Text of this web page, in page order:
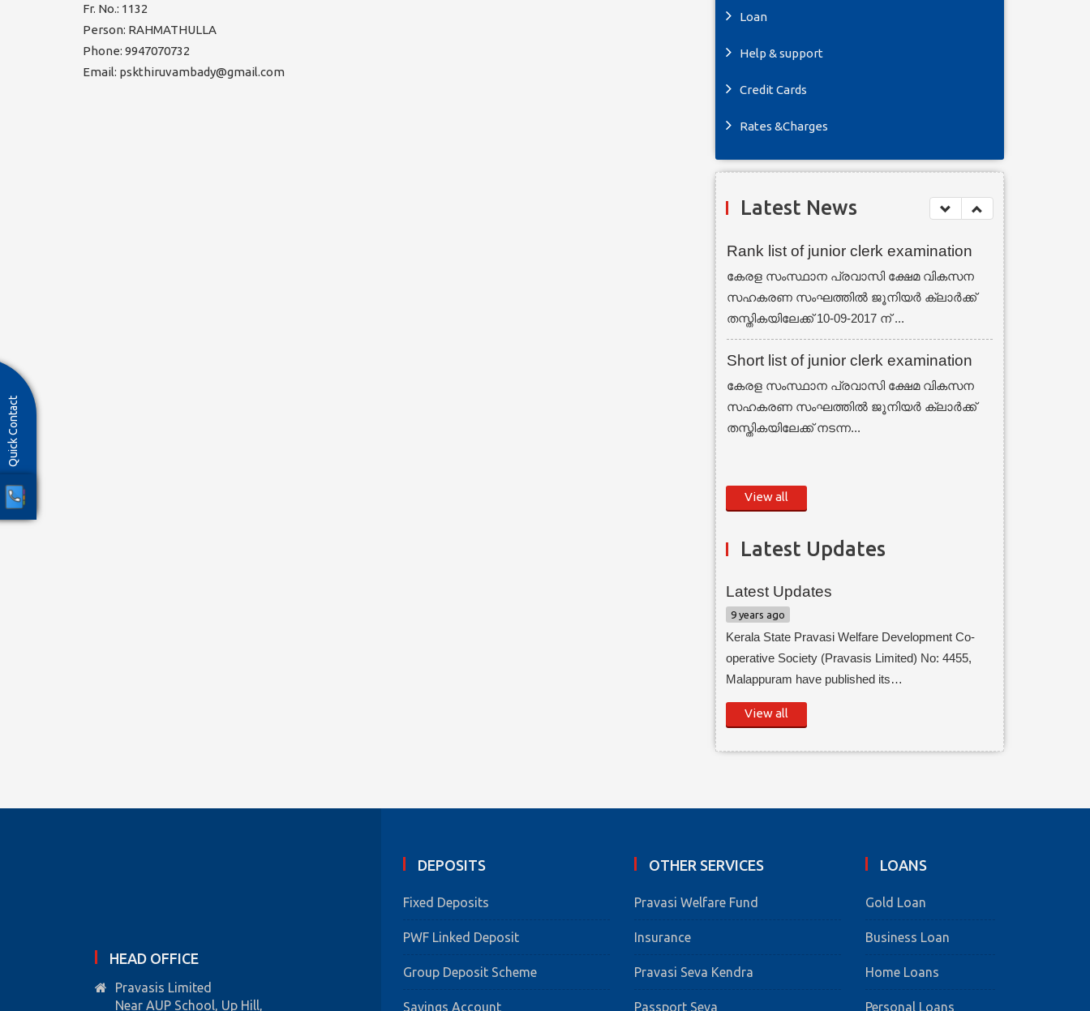
Quick Contact
Fr. No.: 1132
Person: RAHMATHULLA
Phone: 9947070732
Email: pskthiruvambady@gmail.com
Loan
Help & support
Credit Cards
Rates &Charges
Latest News
Rank list of junior clerk examination
കേരള സംസ്ഥാന പ്രവാസി ക്ഷേമ വികസന
സഹകരണ സംഘത്തില്‍ ജൂനിയര്‍ ക്ലാര്‍ക്ക്
തസ്തികയിലേക്ക് 10-09-2017 ന് ...
Short list of junior clerk examination
കേരള സംസ്ഥാന പ്രവാസി ക്ഷേമ വികസന
സഹകരണ സംഘത്തില്‍ ജൂനിയര്‍ ക്ലാര്‍ക്ക്
തസ്തികയിലേക്ക് നടന്ന...
View all
Latest Updates
Latest Updates
9 years ago
Kerala State Pravasi Welfare Development Co-
operative Society (Pravasis Limited) No: 4455,
Malappuram have published its…
View all
HEAD OFFICE
Pravasis Limited
Near AUP School, Up Hill,
DEPOSITS
Fixed Deposits
PWF Linked Deposit
Group Deposit Scheme
Savings Account
OTHER SERVICES
Pravasi Welfare Fund
Insurance
Pravasi Seva Kendra
Passport Seva
LOANS
Gold Loan
Business Loan
Home Loans
Personal Loans